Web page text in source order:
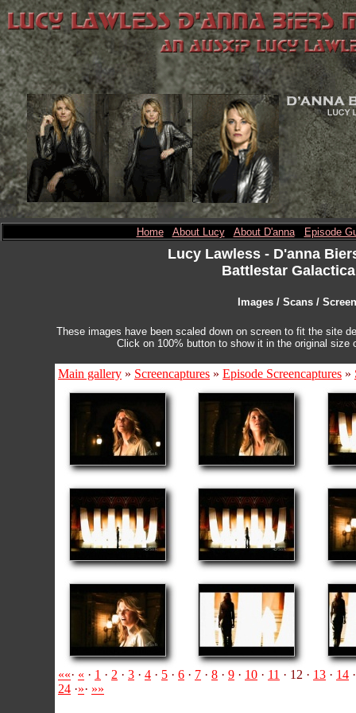
Home About Lucy About D'anna Episode
Lucy Lawless - D'anna
Battlestar
Images / Scans /
These images have been scaled down on screen to fit the site
Click on 100% button to show it in the original
Main gallery » Screencaptures » Episode Screencaptures »
««· « · 1 · 2 · 3 · 4 · 5 · 6 · 7 · 8 · 9 · 10 · 11 · 12 · 13 · 14
24 ·»· »»